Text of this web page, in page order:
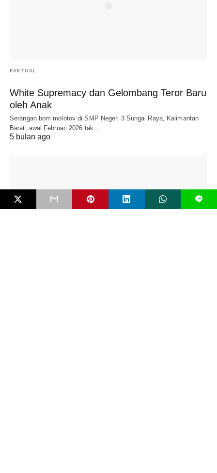
FAKTUAL
White Supremacy dan Gelombang Teror Baru
oleh Anak
Serangan bom molotov di SMP Negeri 3 Sungai Raya, Kalimantan
Barat, awal Februari 2026 tak…
5 bulan ago
L